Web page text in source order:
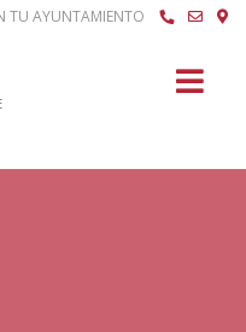
TU AYUNTAMIENTO